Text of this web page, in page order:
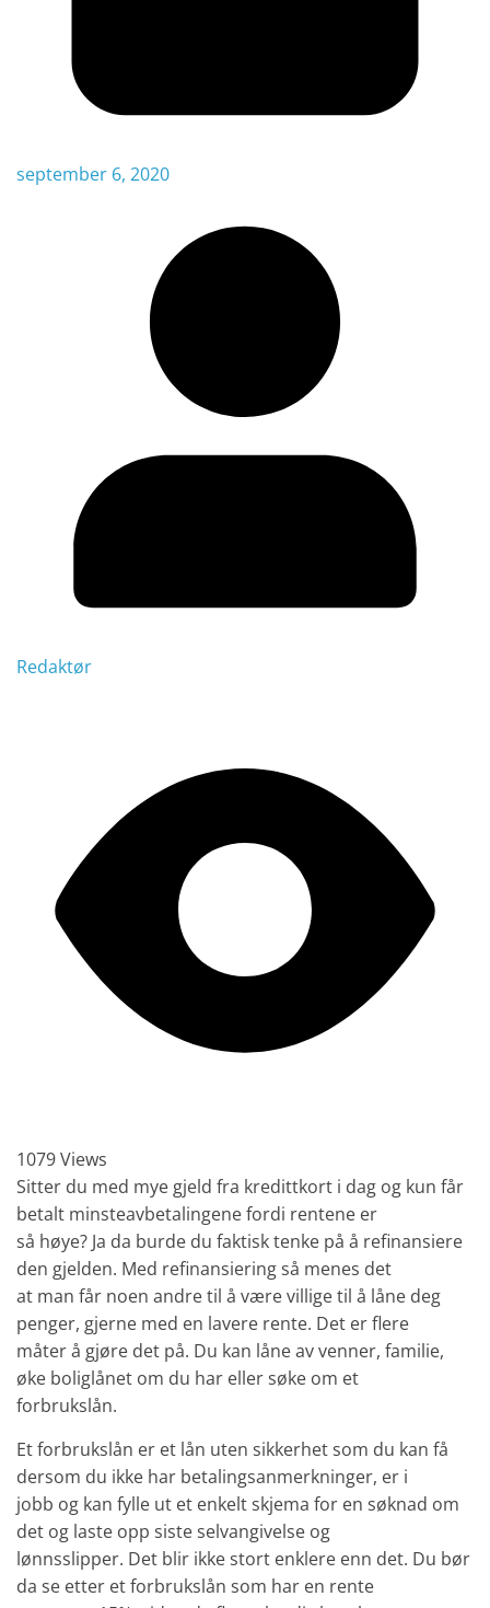
september 6, 2020
Redaktør
1079 Views
Sitter du med mye gjeld fra kredittkort i dag og kun får
betalt minsteavbetalingene fordi rentene er
så høye? Ja da burde du faktisk tenke på å refinansiere
den gjelden. Med refinansiering så menes det
at man får noen andre til å være villige til å låne deg
penger, gjerne med en lavere rente. Det er flere
måter å gjøre det på. Du kan låne av venner, familie,
øke boliglånet om du har eller søke om et
forbrukslån.
Et forbrukslån er et lån uten sikkerhet som du kan få
dersom du ikke har betalingsanmerkninger, er i
jobb og kan fylle ut et enkelt skjema for en søknad om
det og laste opp siste selvangivelse og
lønnsslipper. Det blir ikke stort enklere enn det. Du bør
da se etter et forbrukslån som har en rente